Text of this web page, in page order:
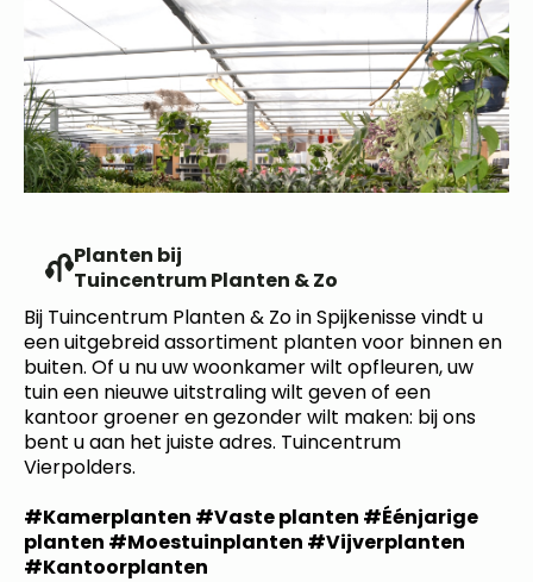
Planten bij
Tuincentrum Planten & Zo
Bij Tuincentrum Planten & Zo in Spijkenisse vindt u
een uitgebreid assortiment planten voor binnen en
buiten. Of u nu uw woonkamer wilt opfleuren, uw
tuin een nieuwe uitstraling wilt geven of een
kantoor groener en gezonder wilt maken: bij ons
bent u aan het juiste adres. Tuincentrum
Vierpolders.
#Kamerplanten #Vaste planten #Éénjarige
planten #Moestuinplanten #Vijverplanten
#Kantoorplanten